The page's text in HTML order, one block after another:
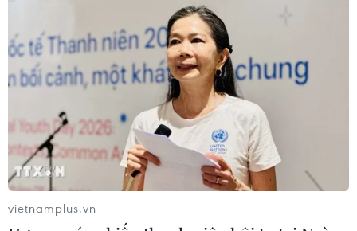
vietnamplus.vn